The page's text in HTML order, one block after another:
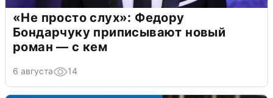
«Не просто слух»: Федору
Бондарчуку приписывают новый
роман — с кем
6 августа 14